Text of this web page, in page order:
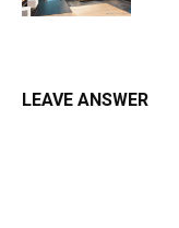
LEAVE ANSWER